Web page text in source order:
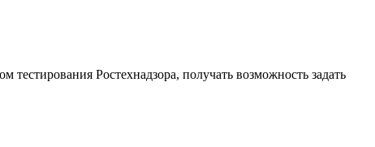
Ростехнадзора, получать возможность задать